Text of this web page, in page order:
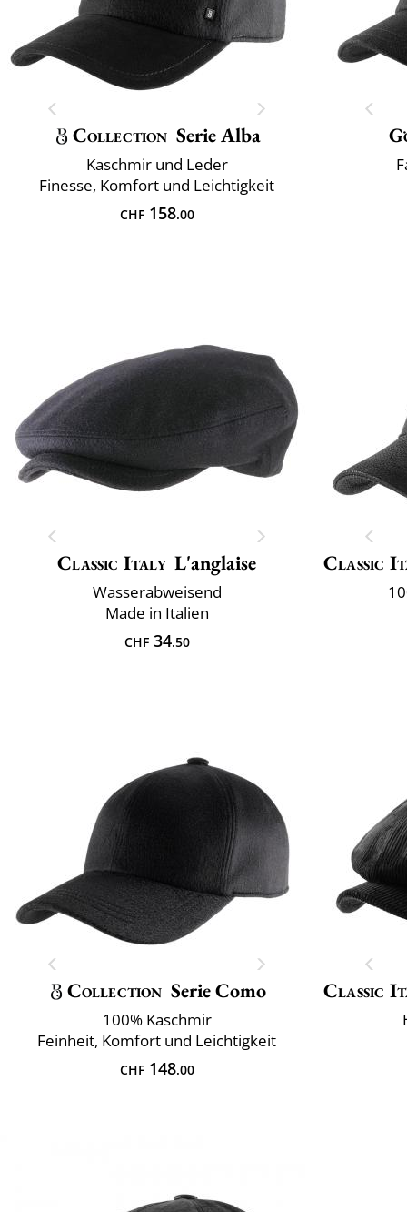
Collection Serie Alba
Kaschmir und Leder
Finesse, Komfort und Leichtigkeit
CHF158.00
Classic Italy L'anglaise
Wasserabweisend
Made in Italien
CHF34.50
Classic
Collection Serie Como
100% Kaschmir
Feinheit, Komfort und Leichtigkeit
CHF148.00
Classic